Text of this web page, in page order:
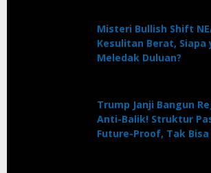
Misteri Bullish Shift
Kesulitan Berat, Siapa
Meledak Duluan?
Trump Janji Bangun
Anti-Balik! Struktur
Future-Proof, Tak